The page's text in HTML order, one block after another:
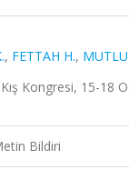
, FETTAH H., MUTLU
Kongresi, 15-18
Bildiri